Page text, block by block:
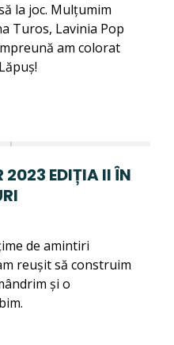
la joc. Mulțumim
Turos, Lavinia Pop
am colorat
2023 EDIȚIA II ÎN
de amintiri
reușit să construim
și o